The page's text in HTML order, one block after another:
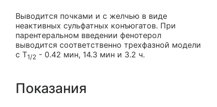
Выводится почками и с желчью в виде
неактивных сульфатных конъюгатов. При
парентеральном введении фенотерол
выводится соответственно трехфазной модели
с Т1/2 - 0.42 мин, 14.3 мин и 3.2 ч.
Показания